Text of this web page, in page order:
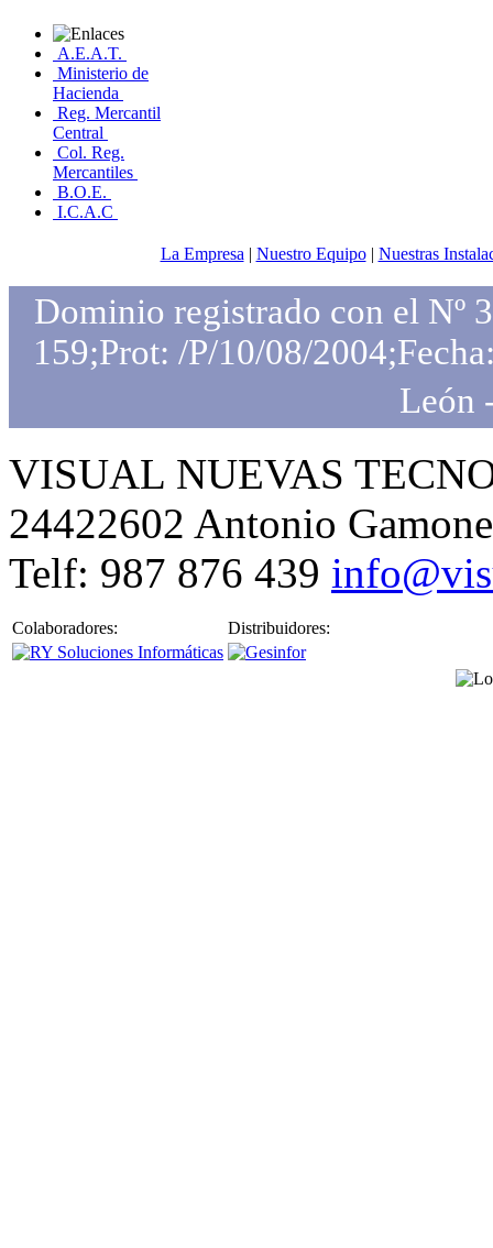
A.E.A.T.
Ministerio de
Hacienda
Reg. Mercantil
Central
Col. Reg.
Mercantiles
B.O.E.
I.C.A.C
La Empresa | Nuestro Equipo| Nuestras
Dominio registrado con el Nº
159;Prot: /P/10/08/
León
VISUAL NUEVAS
24422602 Antonio
Telf: 987 876 439
Colaboradores: Distribuidores: